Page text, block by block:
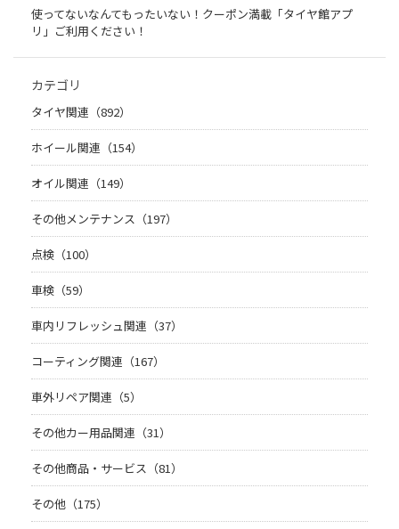
使ってないなんてもったいない！クーポン満載「タイヤ館アプ
リ」ご利用ください！
カテゴリ
タイヤ関連（892）
ホイール関連（154）
オイル関連（149）
その他メンテナンス（197）
点検（100）
車検（59）
車内リフレッシュ関連（37）
コーティング関連（167）
車外リペア関連（5）
その他カー用品関連（31）
その他商品・サービス（81）
その他（175）